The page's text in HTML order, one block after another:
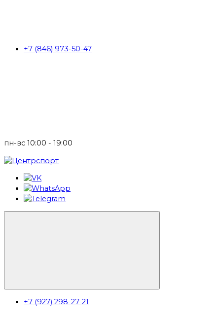
+7 (846) 973-50-47
пн-вс 10:00 - 19:00
+7 (927) 298-27-21